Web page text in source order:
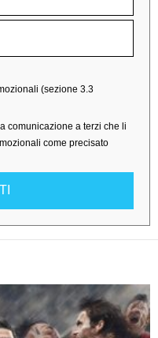
(sezione 3.3
comunicazione a terzi che li
come precisato